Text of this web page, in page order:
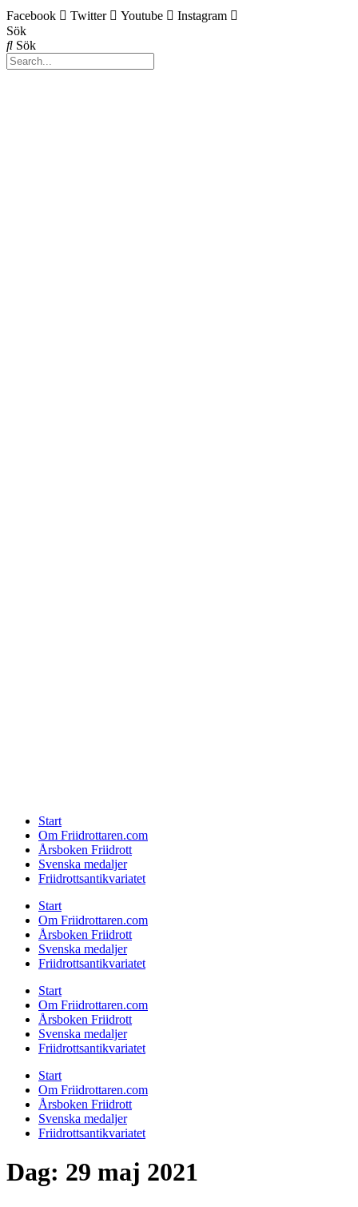
Facebook Twitter Youtube
Instagram
Sök
Sök
Start
Om Friidrottaren.com
Årsboken Friidrott
Svenska medaljer
Friidrottsantikvariatet
Start
Om Friidrottaren.com
Årsboken Friidrott
Svenska medaljer
Friidrottsantikvariatet
Start
Om Friidrottaren.com
Årsboken Friidrott
Svenska medaljer
Friidrottsantikvariatet
Start
Om Friidrottaren.com
Årsboken Friidrott
Svenska medaljer
Friidrottsantikvariatet
Dag: 29 maj 2021